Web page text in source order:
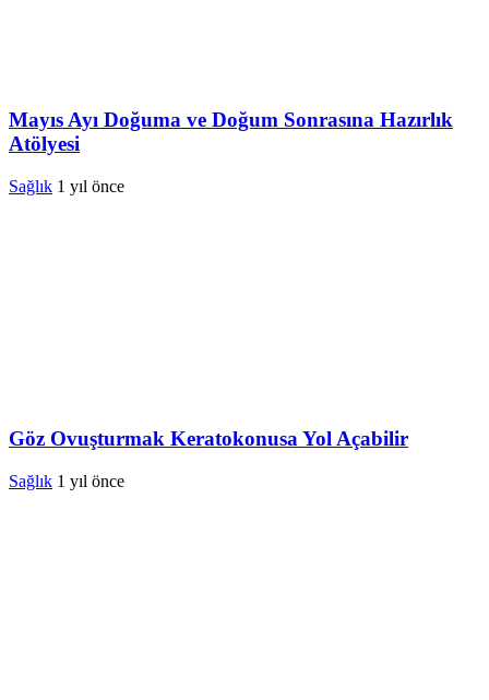
Mayıs Ayı Doğuma ve Doğum Sonrasına Hazırlık
Atölyesi
Sağlık 1 yıl önce
Göz Ovuşturmak Keratokonusa Yol Açabilir
Sağlık 1 yıl önce